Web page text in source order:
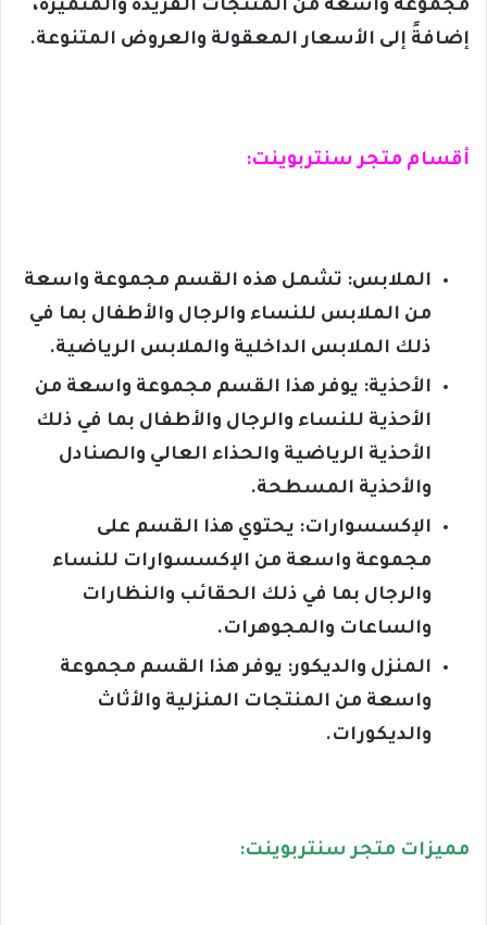
مجموعة واسعة من المنتجات الفريدة والمتميزة،
إضافةً إلى الأسعار المعقولة والعروض المتنوعة.
أقسام متجر سنتربوينت:
الملابس: تشمل هذه القسم مجموعة واسعة
من الملابس للنساء والرجال والأطفال بما في
ذلك الملابس الداخلية والملابس الرياضية.
الأحذية: يوفر هذا القسم مجموعة واسعة من
الأحذية للنساء والرجال والأطفال بما في ذلك
الأحذية الرياضية والحذاء العالي والصنادل
والأحذية المسطحة.
الإكسسوارات: يحتوي هذا القسم على
مجموعة واسعة من الإكسسوارات للنساء
والرجال بما في ذلك الحقائب والنظارات
والساعات والمجوهرات.
المنزل والديكور: يوفر هذا القسم مجموعة
واسعة من المنتجات المنزلية والأثاث
والديكورات.
مميزات متجر سنتربوينت: